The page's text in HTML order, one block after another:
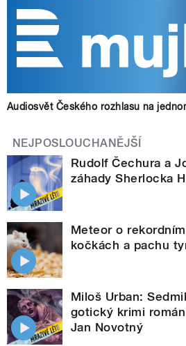
Audiosvět Českého rozhlasu na
NEJPOSLOUCHANĚJŠÍ
Rudolf Čechura a
záhady Sherlocka
Meteor o
kočkách a pachu
Miloš Urban:
gotický krimi
Jan Novotný